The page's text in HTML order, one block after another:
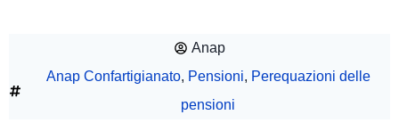
Anap
Anap Confartigianato, Pensioni, Perequazioni delle
pensioni